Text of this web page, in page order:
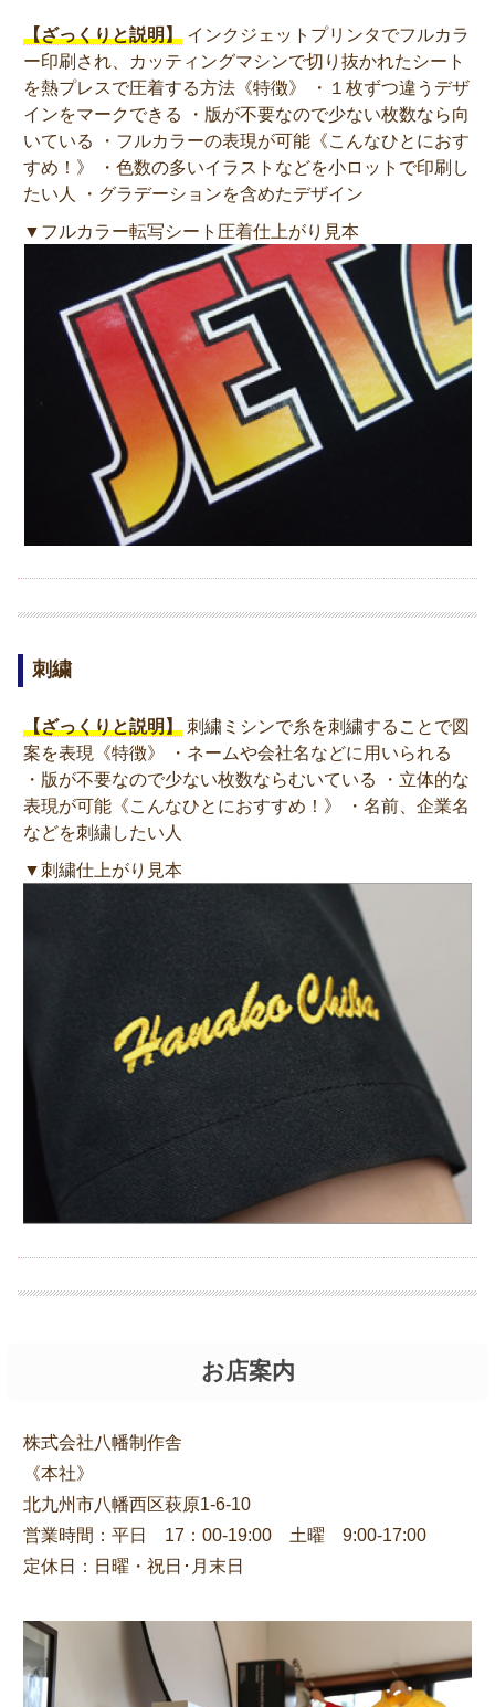
【ざっくりと説明】 インクジェットプリンタでフルカラ
ー印刷され、カッティングマシンで切り抜かれたシート
を熱プレスで圧着する方法《特徴》 ・１枚ずつ違うデザ
インをマークできる ・版が不要なので少ない枚数なら向
いている ・フルカラーの表現が可能《こんなひとにおす
すめ！》 ・色数の多いイラストなどを小ロットで印刷し
たい人 ・グラデーションを含めたデザイン
▼フルカラー転写シート圧着仕上がり見本
刺繍
【ざっくりと説明】 刺繍ミシンで糸を刺繍することで図
案を表現《特徴》 ・ネームや会社名などに用いられる
・版が不要なので少ない枚数ならむいている ・立体的な
表現が可能《こんなひとにおすすめ！》 ・名前、企業名
などを刺繍したい人
▼刺繍仕上がり見本
お店案内
株式会社八幡制作舎
《本社》
北九州市八幡西区萩原1-6-10
営業時間：平日 17：00-19:00 土曜 9:00-17:00
定休日：日曜・祝日･月末日